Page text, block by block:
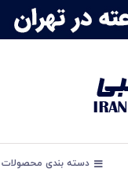
دسته بندی محصولات